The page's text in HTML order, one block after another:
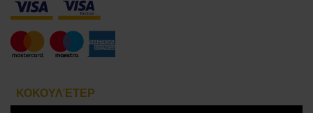
ΚΟΚΟΥΛΈΤΕΡ